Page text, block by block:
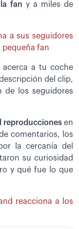
fan y a miles de
a sus seguidores
fan
acerca a tu coche
del clip,
de los seguidores
reproduccionesen
comentarios, los
la cercanía del
su curiosidad
y qué fue lo que
reacciona a los